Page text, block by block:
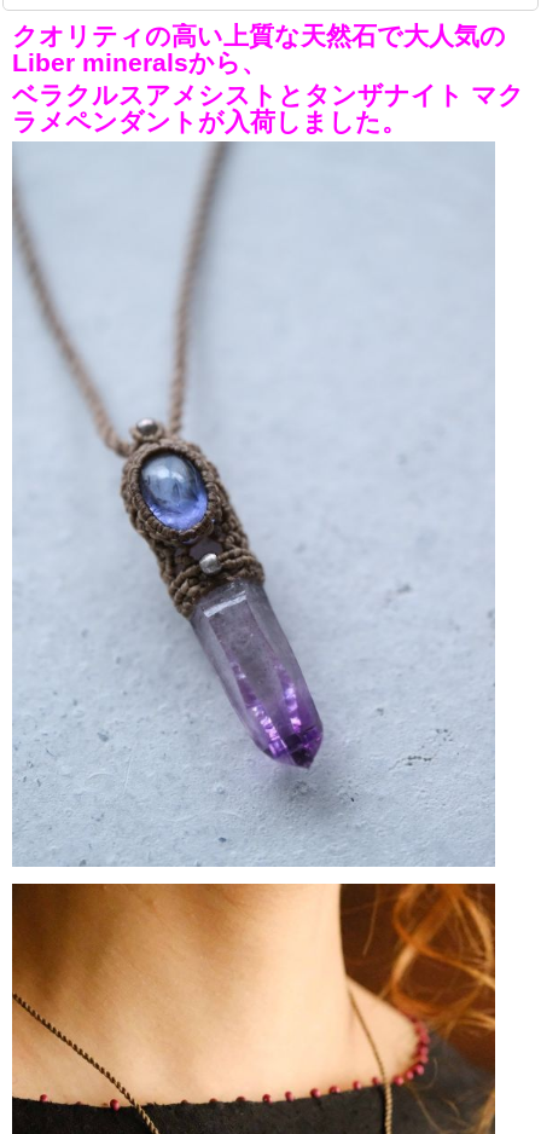
クオリティの高い上質な天然石で大人気の
Liber mineralsから、
ベラクルスアメシストとタンザナイト マク
ラメペンダント が入荷しました。